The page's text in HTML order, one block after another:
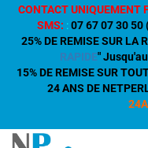
CONTACT UNIQUEMENT
SMS: :07 67 07 30 50
25% DE REMISE SUR LA
RAPIDE"
15% DE REMISE SUR
24 ANS DE